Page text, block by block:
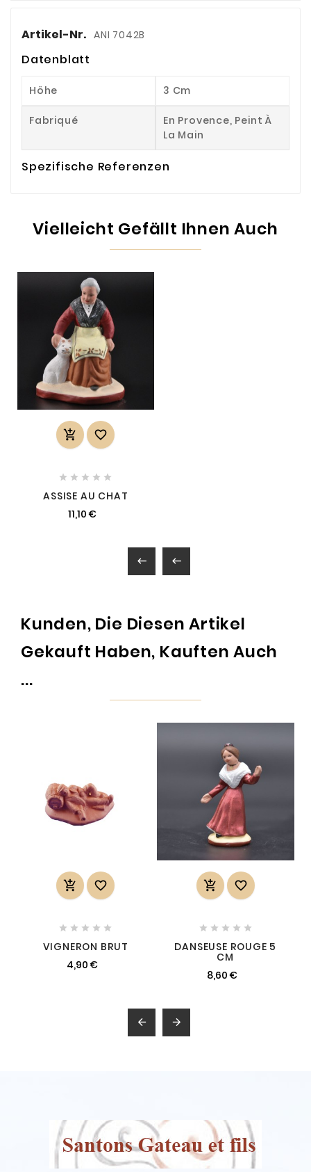
Artikel-Nr. ANI 7042B
Datenblatt
Höhe 3 Cm
Fabriqué
En Provence, Peint À
La Main
Spezifische Referenzen
Vielleicht Gefällt Ihnen Auch
 
    
ASSISE AU CHAT
11,10 €
 
Kunden, Die Diesen Artikel
Gekauft Haben, Kauften Auch
...
 
    
VIGNERON BRUT
4,90 €
 
    
DANSEUSE ROUGE 5
CM
8,60 €
 